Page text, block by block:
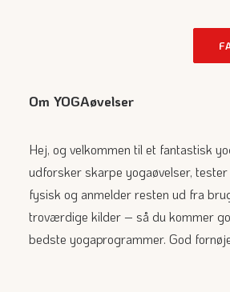
Om YOGAøvelser
Hej, og velkommen til et fantastisk
udforsker skarpe yogaøvelser,
fysisk og anmelder resten ud fra
troværdige kilder – så du kommer
bedste yogaprogrammer. God